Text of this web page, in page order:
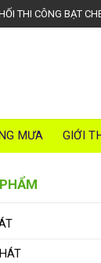
THI CÔNG BẠT
MƯA GIỚI